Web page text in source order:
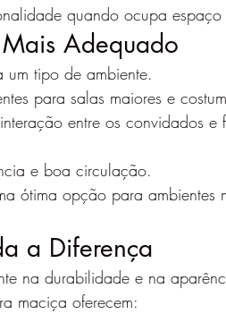
quando ocupa
Adequado
um tipo de ambiente.
para salas maiores e
entre os convidados e
e boa circulação.
ótima opção para ambientes
a Diferença
na durabilidade e na
maciça oferecem: